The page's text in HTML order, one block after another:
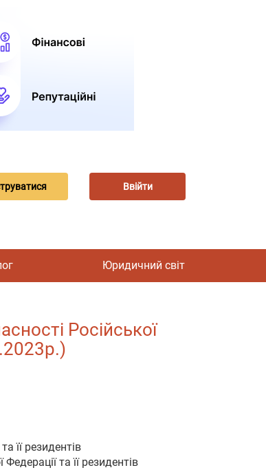
Ввійти
Юридичний світ
Російської
її резидентів
та її резидентів